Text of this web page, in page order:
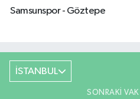
Samsunspor - Göztepe
İSTANBUL
SONRAKI